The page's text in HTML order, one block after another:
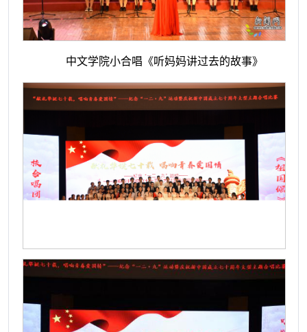
中文学院小合唱《听妈妈讲过去的故事》